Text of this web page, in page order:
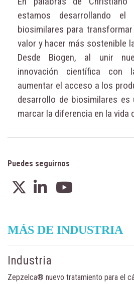
estamos desarrollando
biosimilares para
valor y hacer más sostenible
Desde Biogen, al unir
innovación científica con
aumentar el acceso a los
desarrollo de biosimilares
marcar la diferencia en la vida
Puedes seguirnos
MÁS DE INDUSTRIA
Industria
Zepzelca® nuevo tratamiento para el